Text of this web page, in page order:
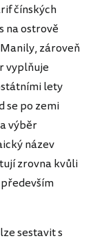
čínských
na ostrově
zároveň
vyplňuje
lety
se po zemi
výběr
název
zrovna kvůli
sestavit s